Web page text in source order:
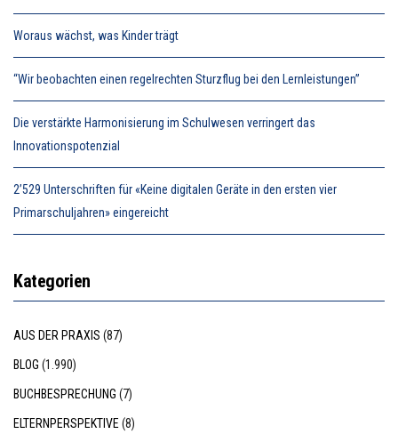
Woraus wächst, was Kinder trägt
“Wir beobachten einen regelrechten Sturzflug bei den Lernleistungen”
Die verstärkte Harmonisierung im Schulwesen verringert das
Innovationspotenzial
2’529 Unterschriften für «Keine digitalen Geräte in den ersten vier
Primarschuljahren» eingereicht
Kategorien
AUS DER PRAXIS (87)
BLOG (1.990)
BUCHBESPRECHUNG (7)
ELTERNPERSPEKTIVE (8)